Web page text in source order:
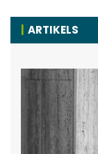
ARTIKELS